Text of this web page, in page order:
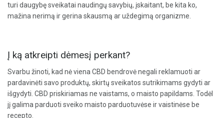
turi daugybę sveikatai naudingų savybių, įskaitant, be kita ko,
mažina nerimą ir gerina skausmą ar uždegimą organizme.
Į ką atkreipti dėmesį perkant?
Svarbu žinoti, kad nė viena CBD bendrovė negali reklamuoti ar
pardavinėti savo produktų, skirtų sveikatos sutrikimams gydyti ar
išgydyti. CBD priskiriamas ne vaistams, o maisto papildams. Todėl
jį galima parduoti sveiko maisto parduotuvėse ir vaistinėse be
recepto.